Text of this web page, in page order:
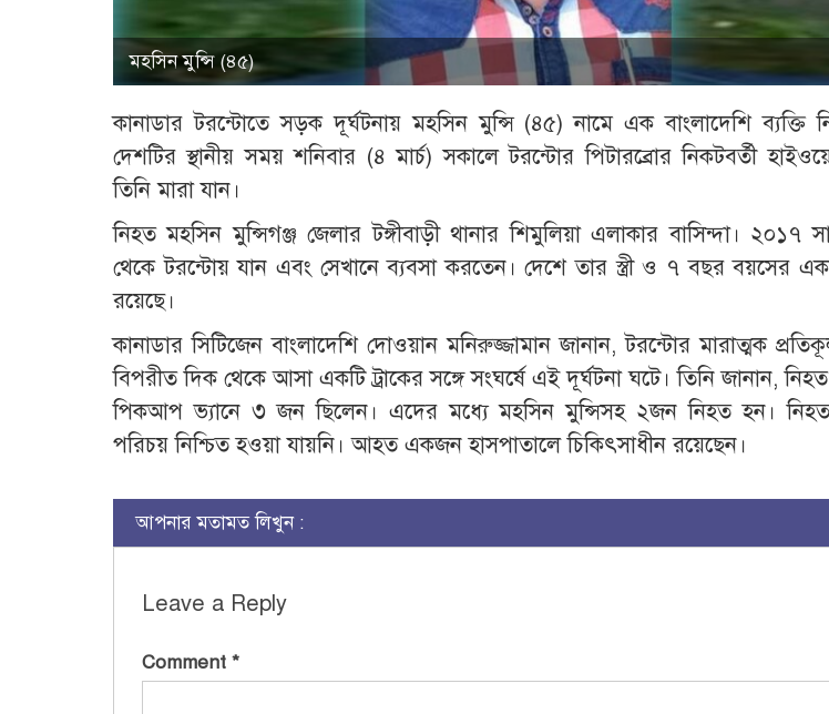
মহসিন মুন্সি (৪৫)
কানাডার টরন্টোতে সড়ক দূর্ঘটনায় মহসিন মুন্সি (৪৫) নামে এক বাংলাদেশি ব্যক্তি
দেশটির স্থানীয় সময় শনিবার (৪ মার্চ) সকালে টরন্টোর পিটারব্রোর নিকটবর্তী
তিনি মারা যান।
নিহত মহসিন মুন্সিগঞ্জ জেলার টঙ্গীবাড়ী থানার শিমুলিয়া এলাকার বাসিন্দা। ২০১৭
থেকে টরন্টোয় যান এবং সেখানে ব্যবসা করতেন। দেশে তার স্ত্রী ও ৭ বছর বয়সের
রয়েছে।
কানাডার সিটিজেন বাংলাদেশি দোওয়ান মনিরুজ্জামান জানান, টরন্টোর মারাত্মক
বিপরীত দিক থেকে আসা একটি ট্রাকের সঙ্গে সংঘর্ষে এই দূর্ঘটনা ঘটে। তিনি জানান,
পিকআপ ভ্যানে ৩ জন ছিলেন। এদের মধ্যে মহসিন মুন্সিসহ ২জন নিহত হন।
পরিচয় নিশ্চিত হওয়া যায়নি। আহত একজন হাসপাতালে চিকিৎসাধীন রয়েছেন।
আপনার মতামত লিখুন :
Leave a Reply
Comment *